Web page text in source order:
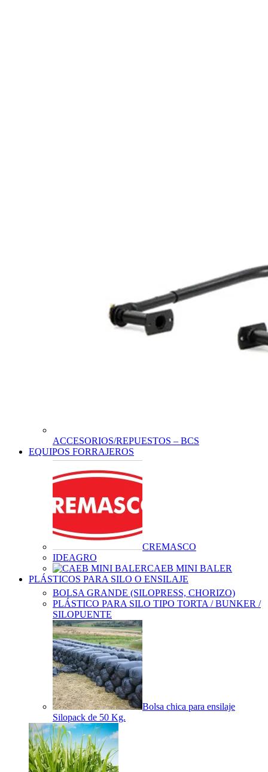
ACCESORIOS/REPUESTOS – BCS
EQUIPOS FORRAJEROS
CREMASCO
IDEAGRO
CAEB MINI BALER
PLÁSTICOS PARA SILO O ENSILAJE
BOLSA GRANDE (SILOPRESS, CHORIZO)
PLÁSTICO PARA SILO TIPO TORTA / BUNKER /
SILOPUENTE
Bolsa chica para ensilaje
Silopack de 50 Kg.